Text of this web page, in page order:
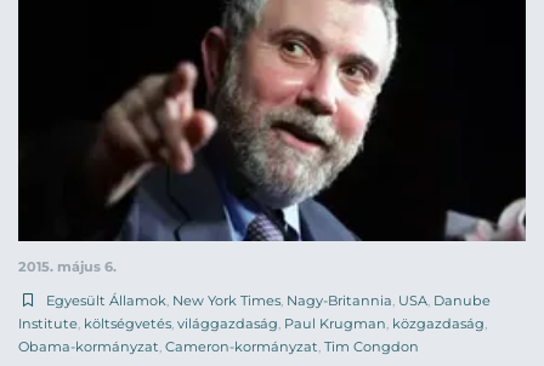
2015. május 6.
Egyesült Államok New York Times Nagy-Britannia USA Danube
Institute költségvetés világgazdaság Paul Krugman közgazdaság
Obama-kormányzat Cameron-kormányzat Tim Congdon